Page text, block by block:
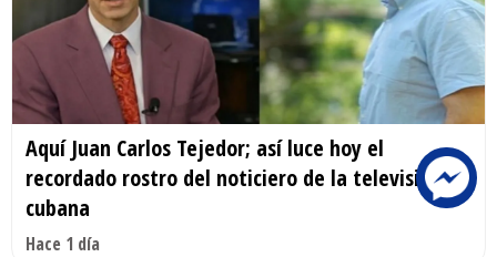
Aquí Juan Carlos Tejedor; así luce hoy el
recordado rostro del noticiero de la televisión
cubana
Hace 1 día